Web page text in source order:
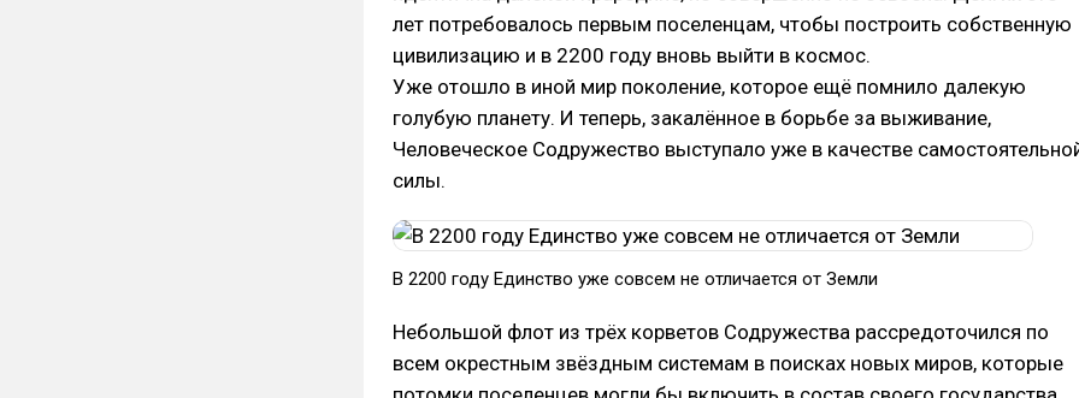
лет потребовалось первым поселенцам, чтобы построить собственную
цивилизацию и в 2200 году вновь выйти в космос.
Уже отошло в иной мир поколение, которое ещё помнило далекую
голубую планету. И теперь, закалённое в борьбе за выживание,
Человеческое Содружество выступало уже в качестве
силы.
В 2200 году Единство уже совсем не отличается от Земли
Небольшой флот из трёх корветов Содружества рассредоточился по
всем окрестным звёздным системам в поисках новых миров, которые